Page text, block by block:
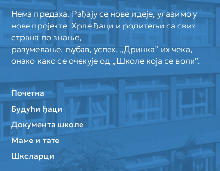
Нема предаха. Рађају се нове идеје, улазимо у
нове пројекте. Хрле ђаци и родитељи са свих
страна по знање,
разумевање, љубав, успех. „Дринка” их чека,
онако како се очекује од „Школе која се воли”.
Почетна
Будући ђаци
Документа школе
Маме и тате
Школарци